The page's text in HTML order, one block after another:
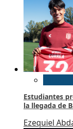
Estudiantes
la llegada de
Ezequiel